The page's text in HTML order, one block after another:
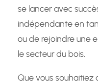
se lancer avec
indépendante en
ou de rejoindre une
le secteur du bois.
Que vous souhaitiez